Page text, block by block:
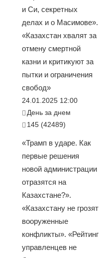
и Си, секретных
делах и о Масимове».
«Казахстан хвалят за
отмену смертной
казни и критикуют за
пытки и ограничения
свобод»
24.01.2025 12:00
День за днем
145 (42489)
«Трамп в ударе. Как
первые решения
новой администрации
отразятся на
Казахстане?».
«Казахстану не грозят
вооруженные
конфликты». «Рейтинг
управленцев не